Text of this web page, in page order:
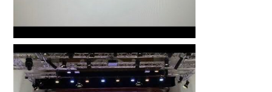
Cafe 1930 - Astor Piazolla by
Rick Kostelijk (Guitar) & Jeroen
Schippers (Trumpet)